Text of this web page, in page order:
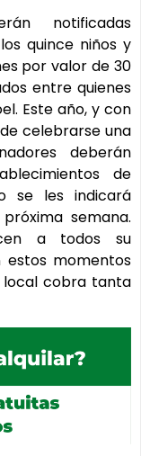
notificadas
quince niños y
por valor de 30
entre quienes
Este año, y con
celebrarse una
deberán
de
se les indicará
semana.
a todos su
estos momentos
local cobra tanta